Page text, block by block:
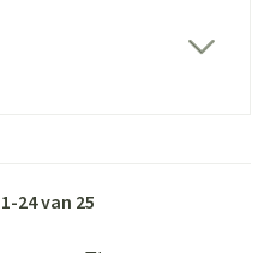
1-24van 25